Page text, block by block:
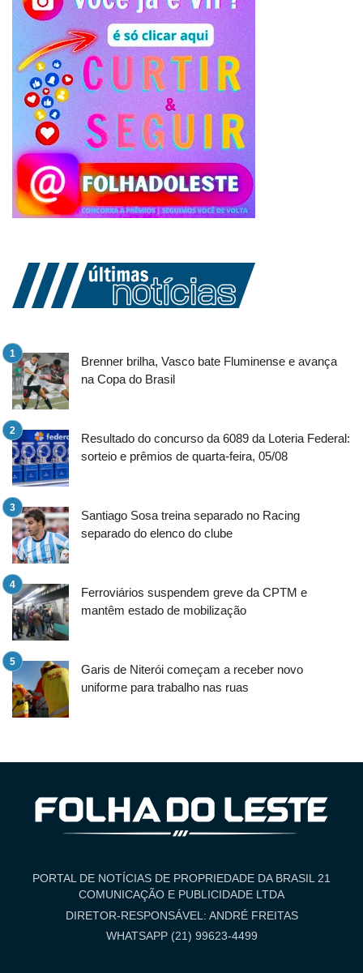
Brenner brilha, Vasco bate Fluminense e avança
na Copa do Brasil
Resultado do concurso da 6089 da Loteria Federal:
sorteio e prêmios de quarta-feira, 05/08
Santiago Sosa treina separado no Racing
separado do elenco do clube
Ferroviários suspendem greve da CPTM e
mantêm estado de mobilização
Garis de Niterói começam a receber novo
uniforme para trabalho nas ruas
PORTAL DE NOTÍCIAS DE PROPRIEDADE DA BRASIL 21
COMUNICAÇÃO E PUBLICIDADE LTDA
DIRETOR-RESPONSÁVEL: ANDRÉ FREITAS
WHATSAPP (21) 99623-4499